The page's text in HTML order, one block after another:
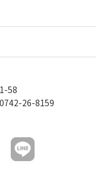
58
26-8159